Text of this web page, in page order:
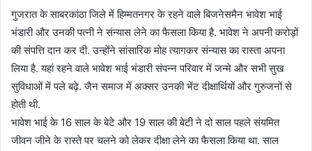
गुजरात के साबरकांठा जिले में हिम्मतनगर के रहने वाले बिजनेसमैन भावेश भाई
भंडारी और उनकी पत्नी ने संन्यास लेने का फैसला किया है. भावेश ने अपनी करोड़ों
की संपत्ति दान कर दी. उन्होंने सांसारिक मोह त्यागकर संन्यास का रास्ता अपना
लिया है. यहां रहने वाले भावेश भाई भंडारी संपन्न परिवार में जन्मे और सभी सुख
सुविधाओं में पले बढ़े. जैन समाज में अक्सर उनकी भेंट दीक्षार्थियों और गुरुजनों से
होती थी.
भावेश भाई के 16 साल के बेटे और 19 साल की बेटी ने दो साल पहले संयमित
जीवन जीने के रास्ते पर चलने को लेकर दीक्षा लेने का फैसला किया था. साल